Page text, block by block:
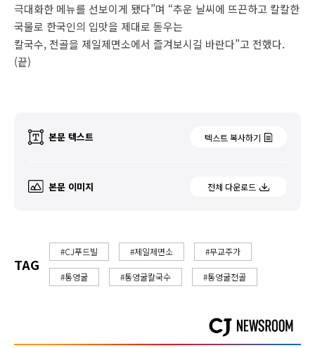
극대화한 메뉴를 선보이게 됐다”며 “추운 날씨에 뜨끈하고 칼칼한
국물로 한국인의 입맛을 제대로 돋우는
칼국수, 전골을 제일제면소에서 즐겨보시길 바란다”고 전했다.
(끝)
본문 텍스트 텍스트 복사하기
본문 이미지 전체 다운로드
TAG
#CJ푸드빌 #제일제면소 #무교주가
#통영굴 #통영굴칼국수 #통영굴전골